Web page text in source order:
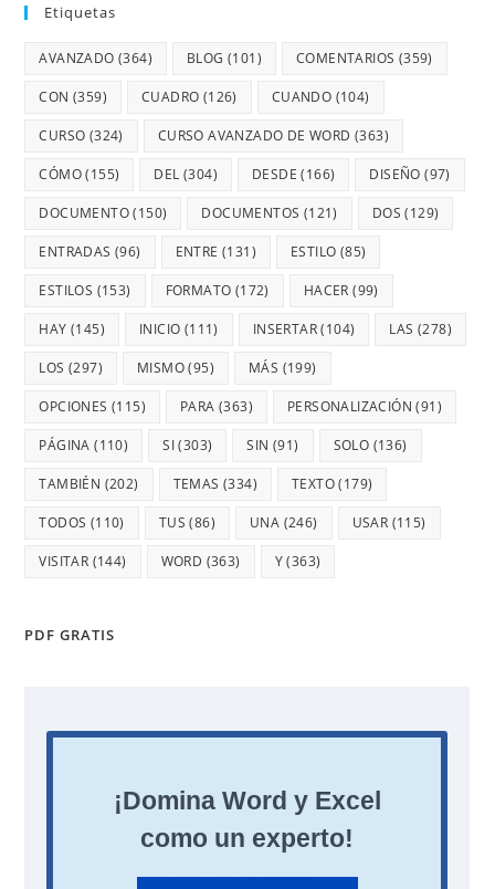
Etiquetas
AVANZADO (364) BLOG (101) COMENTARIOS (359)
CON (359) CUADRO (126) CUANDO (104)
CURSO (324) CURSO AVANZADO DE WORD (363)
CÓMO(155) DEL (304) DESDE (166) DISEÑO (97)
DOCUMENTO(150) DOCUMENTOS (121) DOS (129)
ENTRADAS (96) ENTRE (131) ESTILO (85)
ESTILOS (153) FORMATO (172) HACER (99)
HAY (145) INICIO (111) INSERTAR(104) LAS (278)
LOS (297) MISMO(95) MÁS (199)
OPCIONES (115) PARA (363) PERSONALIZACIÓN (91)
PÁGINA (110) SI(303) SIN (91) SOLO (136)
TAMBIÉN (202) TEMAS (334) TEXTO(179)
TODOS (110) TUS (86) UNA (246) USAR (115)
VISITAR (144) WORD (363) Y(363)
PDF GRATIS